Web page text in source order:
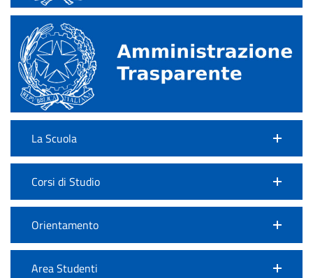
La Scuola
Corsi di Studio
Orientamento
Area Studenti